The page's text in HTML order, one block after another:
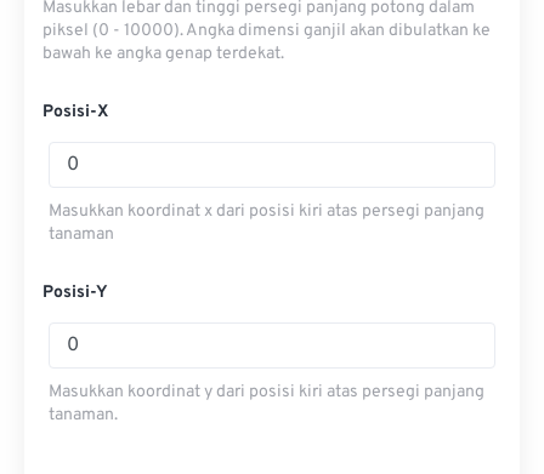
Masukkan lebar dan tinggi persegi panjang potong dalam
piksel (0 - 10000). Angka dimensi ganjil akan dibulatkan ke
bawah ke angka genap terdekat.
Posisi-X
Masukkan koordinat x dari posisi kiri atas persegi panjang
tanaman
Posisi-Y
Masukkan koordinat y dari posisi kiri atas persegi panjang
tanaman.